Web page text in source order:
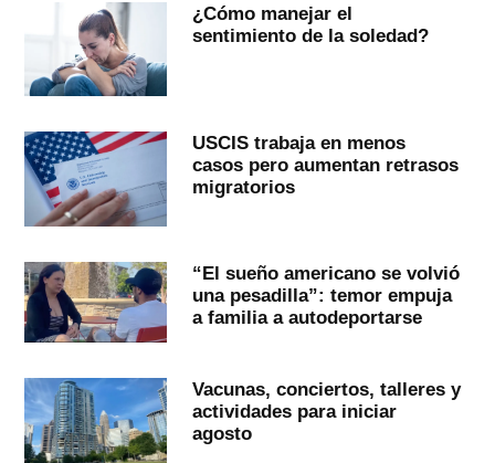
¿Cómo manejar el
sentimiento de la soledad?
USCIS trabaja en menos
casos pero aumentan retrasos
migratorios
“El sueño americano se volvió
una pesadilla”: temor empuja
a familia a autodeportarse
Vacunas, conciertos, talleres y
actividades para iniciar
agosto